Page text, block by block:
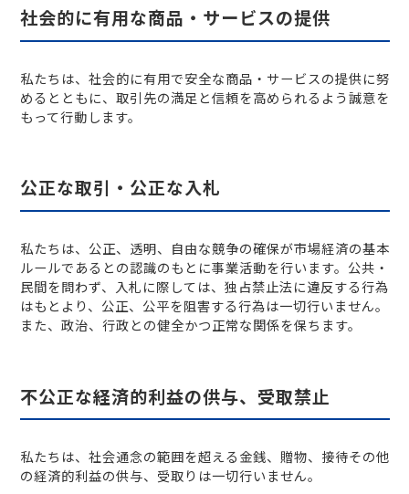
社会的に有用な商品・サービスの提供
私たちは、社会的に有用で安全な商品・サービスの提供に努
めるとともに、取引先の満足と信頼を高められるよう誠意を
もって行動します。
公正な取引・公正な入札
私たちは、公正、透明、自由な競争の確保が市場経済の基本
ルールであるとの認識のもとに事業活動を行います。公共・
民間を問わず、入札に際しては、独占禁止法に違反する行為
はもとより、公正、公平を阻害する行為は一切行いません。
また、政治、行政との健全かつ正常な関係を保ちます。
不公正な経済的利益の供与、受取禁止
私たちは、社会通念の範囲を超える金銭、贈物、接待その他
の経済的利益の供与、受取りは一切行いません。